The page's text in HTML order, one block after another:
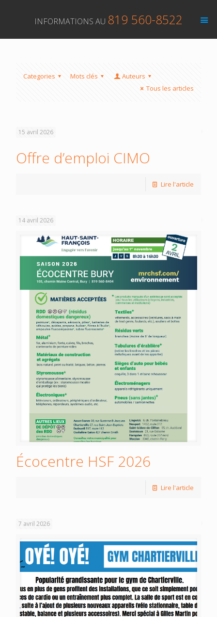
INFORMATIONS AU 819 560-8522
Categories Mots clés
Auteurs
Tous les articles
15 avril 2026
Offre d’emploi CIMO
Lire l'article
14 avril 2026
Écocentre HSF 2026
Lire l'article
7 avril 2026